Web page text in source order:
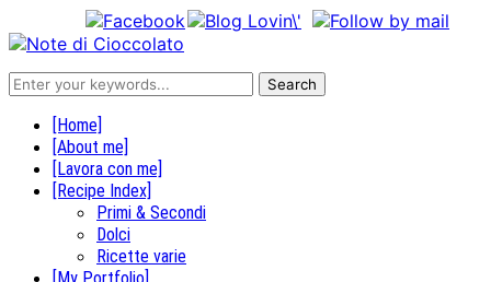
[Home]
[About me]
[Lavora con me]
[Recipe Index]
Primi & Secondi
Dolci
Ricette varie